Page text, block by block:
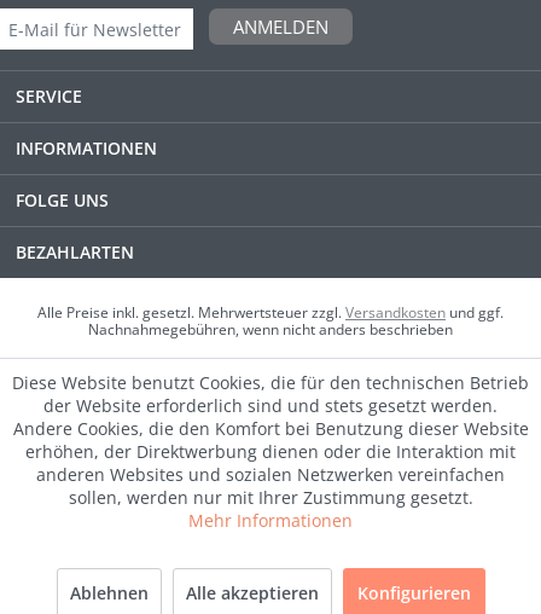
ANMELDEN
SERVICE
INFORMATIONEN
FOLGE UNS
BEZAHLARTEN
Alle Preise inkl. gesetzl. Mehrwertsteuer zzgl.Versandkosten und ggf.
Nachnahmegebühren, wenn nicht anders beschrieben
Diese Website benutzt Cookies, die für den technischen Betrieb
der Website erforderlich sind und stets gesetzt werden.
Andere Cookies, die den Komfort bei Benutzung dieser Website
erhöhen, der Direktwerbung dienen oder die Interaktion mit
anderen Websites und sozialen Netzwerken vereinfachen
sollen, werden nur mit Ihrer Zustimmung gesetzt.
Mehr Informationen
Ablehnen Alle akzeptieren Konfigurieren